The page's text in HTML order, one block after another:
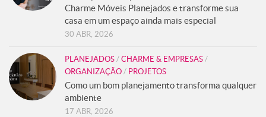
Charme Móveis Planejados e transforme sua
casa em um espaço ainda mais especial
30 ABR, 2026
PLANEJADOS / CHARME & EMPRESAS /
ORGANIZAÇÃO / PROJETOS
Como um bom planejamento transforma qualquer
ambiente
17 ABR, 2026